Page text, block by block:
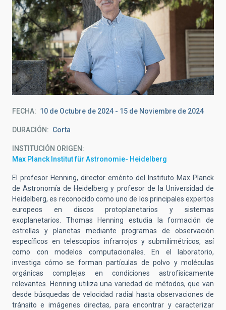
FECHA 10 de Octubre de 2024 - 15 de Noviembre de 2024
DURACIÓN Corta
INSTITUCIÓN ORIGEN
Max Planck Institut für Astronomie- Heidelberg
El profesor Henning, director emérito del Instituto Max Planck
de Astronomía de Heidelberg y profesor de la Universidad de
Heidelberg, es reconocido como uno de los principales expertos
europeos en discos protoplanetarios y sistemas
exoplanetarios. Thomas Henning estudia la formación de
estrellas y planetas mediante programas de observación
específicos en telescopios infrarrojos y submilimétricos, así
como con modelos computacionales. En el laboratorio,
investiga cómo se forman partículas de polvo y moléculas
orgánicas complejas en condiciones astrofísicamente
relevantes. Henning utiliza una variedad de métodos, que van
desde búsquedas de velocidad radial hasta observaciones de
tránsito e imágenes directas, para encontrar y caracterizar